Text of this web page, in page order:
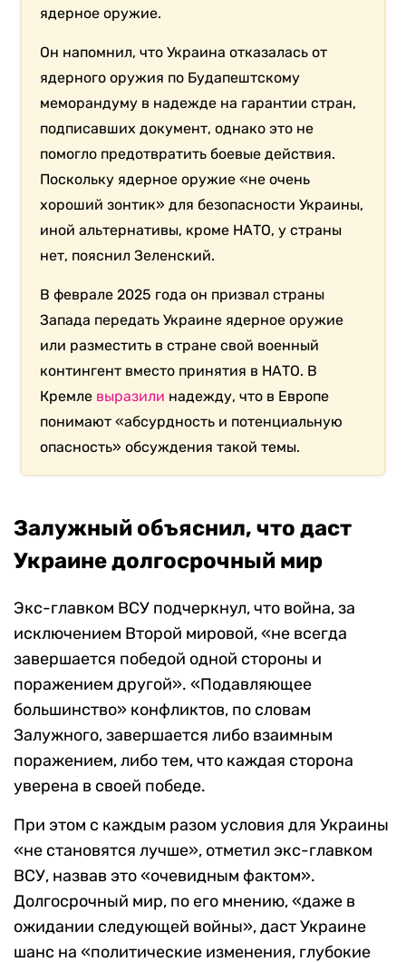
ядерное оружие.
Он напомнил, что Украина отказалась от
ядерного оружия по Будапештскому
меморандуму в надежде на гарантии стран,
подписавших документ, однако это не
помогло предотвратить боевые действия.
Поскольку ядерное оружие «не очень
хороший зонтик» для безопасности Украины,
иной альтернативы, кроме НАТО, у страны
нет, пояснил Зеленский.
В феврале 2025 года он призвал страны
Запада передать Украине ядерное оружие
или разместить в стране свой военный
контингент вместо принятия в НАТО. В
Кремле выразили надежду, что в Европе
понимают «абсурдность и потенциальную
опасность» обсуждения такой темы.
Залужный объяснил, что даст
Украине долгосрочный мир
Экс-главком ВСУ подчеркнул, что война, за
исключением Второй мировой, «не всегда
завершается победой одной стороны и
поражением другой». «Подавляющее
большинство» конфликтов, по словам
Залужного, завершается либо взаимным
поражением, либо тем, что каждая сторона
уверена в своей победе.
При этом с каждым разом условия для Украины
«не становятся лучше», отметил экс-главком
ВСУ, назвав это «очевидным фактом».
Долгосрочный мир, по его мнению, «даже в
ожидании следующей войны», даст Украине
шанс на «политические изменения, глубокие